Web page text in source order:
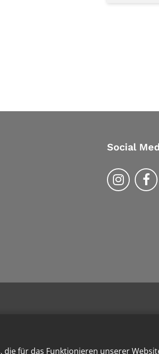
für das Funktionieren unserer
Social